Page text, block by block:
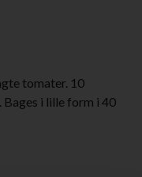
tomater. 10
Bages i lille form i 40